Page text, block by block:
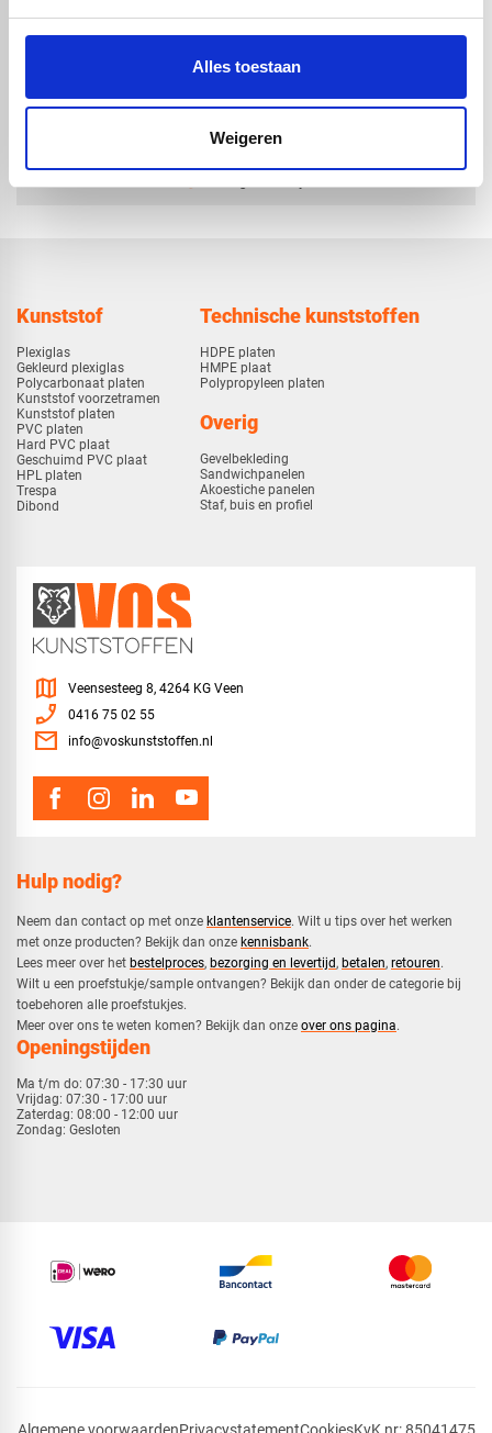
Alles toestaan
Weigeren
€ 630,34 € 474,70
€ 750,-
check_circleKlanten geven Vos Kunststoffen een9,0/10na2662 beoordelingen
check_circle
Kunststof
Plexiglas
Gekleurd plexiglas
Polycarbonaat platen
Kunststof voorzetramen
Kunststof platen
PVC platen
Hard PVC plaat
Geschuimd PVC plaat
HPL platen
Trespa
Dibond
Technische kunststoffen
HDPE platen
HMPE plaat
Polypropyleen platen
Overig
Gevelbekleding
Sandwichpanelen
Akoestiche panelen
Staf, buis en profiel
Hulp nodig?
Neem dan contact op met onze klantenservice. Wilt u tips over het werken
met onze producten? Bekijk dan onze kennisbank.
​Lees meer over het bestelproces, bezorging en levertijd, betalen, retouren.​
​Wilt u een proefstukje/sample ontvangen? Bekijk dan onder de categorie bij
toebehoren alle proefstukjes.
​​Meer over ons te weten komen? Bekijk dan onze over ons pagina.
Openingstijden
Ma t/m do: 07:30 - 17:30 uur
Vrijdag: 07:30 - 17:00 uur
Zaterdag: 08:00 - 12:00 uur
Zondag: Gesloten
map Veensesteeg 8, 4264 KG Veen
phone_enabled 0416 75 02 55
mail info@voskunststoffen.nl
Algemene voorwaardenPrivacystatementCookies